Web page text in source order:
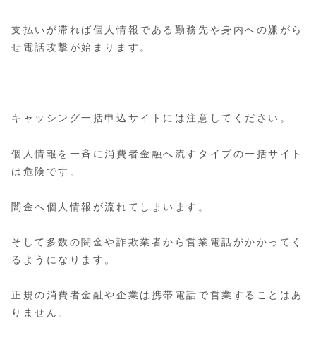
支払いが滞れば個人情報である勤務先や身内への嫌がら
せ電話攻撃が始まります。
キャッシング一括申込サイトには注意してください。
個人情報を一斉に消費者金融へ流すタイプの一括サイト
は危険です。
闇金へ個人情報が流れてしまいます。
そして多数の闇金や詐欺業者から営業電話がかかってく
るようになります。
正規の消費者金融や企業は携帯電話で営業することはあ
りません。